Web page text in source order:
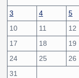
3
4 5
10
11 12
17
18 19
24
25 26
31